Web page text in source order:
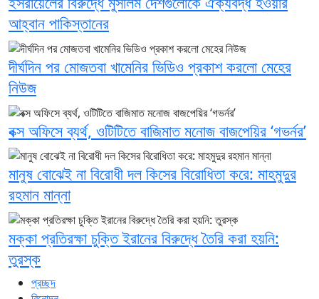
প্রচ্ছদ
আহ্বান পাকিস্তানের
দীর্ঘদিন পর মোজতবা খামেনির ভিডিও প্রকাশ করলো মেহের
নিউজ
বক্স অফিসে ব্যর্থ, ওটিটিতে বাজিমাত মনোজ বাজপেয়ির ‘গভর্নর’
মানুষ বোঝেই না বিরোধী দল কিসের বিরোধিতা করে: মাহমুদুর
রহমান মান্না
মক্কা প্রতিরক্ষা চুক্তি ইরানের বিরুদ্ধে তৈরি করা হয়নি:
তুরস্ক